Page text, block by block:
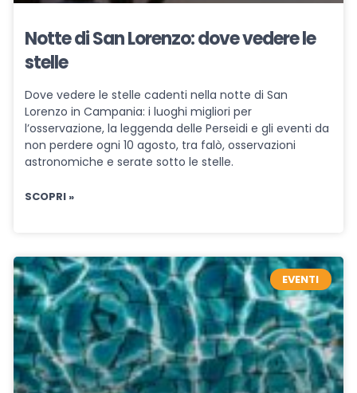
Notte di San Lorenzo: dove vedere le
stelle
Dove vedere le stelle cadenti nella notte di San
Lorenzo in Campania: i luoghi migliori per
l’osservazione, la leggenda delle Perseidi e gli eventi da
non perdere ogni 10 agosto, tra falò, osservazioni
astronomiche e serate sotto le stelle.
SCOPRI »
EVENTI